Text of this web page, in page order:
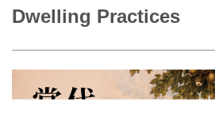
Dwelling Practices